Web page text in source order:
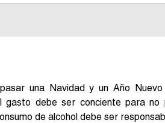
una Navidad y un Año
gasto debe ser conciente para
de alcohol debe ser